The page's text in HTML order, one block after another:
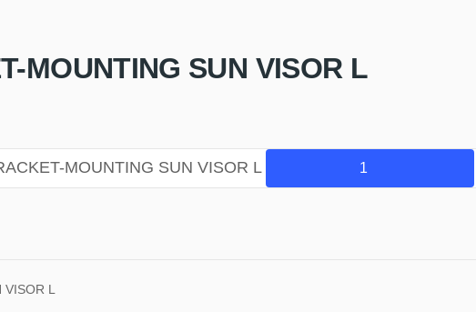
MOUNTING SUN VISOR L
MOUNTING SUN VISOR L
VISOR L